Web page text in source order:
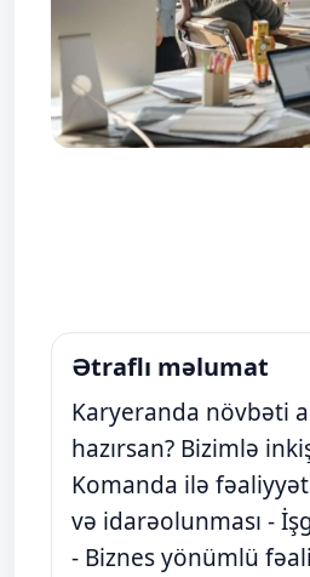
Ətraflı məlumat
​Karyeranda növbəti
hazırsan? Bizimlə
Komanda ilə fəaliyyət
və idarəolunması -
- Biznes yönümlü